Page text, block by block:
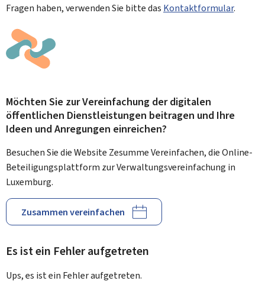
Fragen haben, verwenden Sie bitte das Kontaktformular.
Möchten Sie zur Vereinfachung der digitalen
öffentlichen Dienstleistungen beitragen und Ihre
Ideen und Anregungen einreichen?
Besuchen Sie die Website Zesumme Vereinfachen, die Online-
Beteiligungsplattform zur Verwaltungsvereinfachung in
Luxemburg.
Zusammen vereinfachen
Es ist ein Fehler aufgetreten
Ups, es ist ein Fehler aufgetreten.